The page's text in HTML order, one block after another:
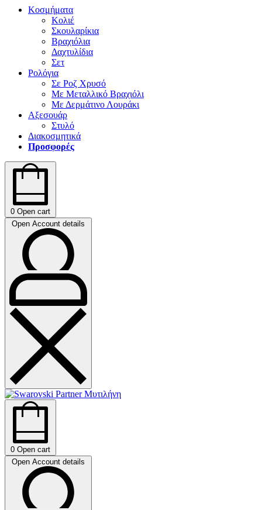
Κοσμήματα
Κολιέ
Σκουλαρίκια
Βραχιόλια
Δαχτυλίδια
Σετ
Ρολόγια
Σε Ροζ Χρυσό
Με Μεταλλικό Βραχιόλι
Με Δερμάτινο Λουράκι
Αξεσουάρ
Στυλό
Διακοσμητικά
Προσφορές
0 Open cart
Open Account details
0 Open cart
Open Account details